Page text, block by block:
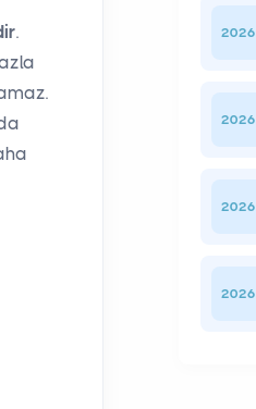
.
2026
2026
2026
2026